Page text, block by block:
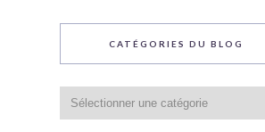
CATÉGORIES DU BLOG
du
blog